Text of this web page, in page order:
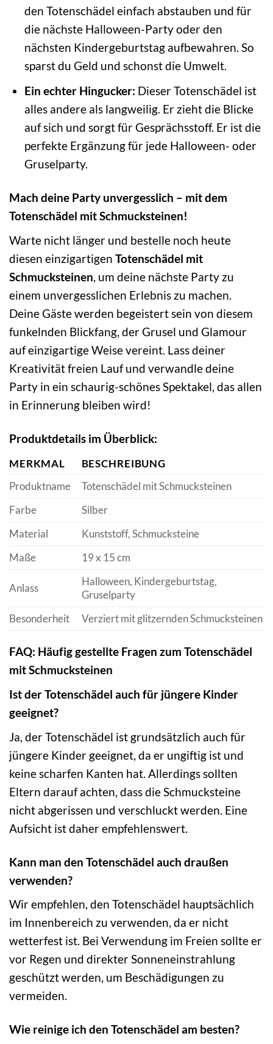
den Totenschädel einfach abstauben und für
die nächste Halloween-Party oder den
nächsten Kindergeburtstag aufbewahren. So
sparst du Geld und schonst die Umwelt.
Ein echter Hingucker: Dieser Totenschädel ist
alles andere als langweilig. Er zieht die Blicke
auf sich und sorgt für Gesprächsstoff. Er ist die
perfekte Ergänzung für jede Halloween- oder
Gruselparty.
Mach deine Party unvergesslich – mit dem
Totenschädel mit Schmucksteinen!
Warte nicht länger und bestelle noch heute
diesen einzigartigen Totenschädel mit
Schmucksteinen, um deine nächste Party zu
einem unvergesslichen Erlebnis zu machen.
Deine Gäste werden begeistert sein von diesem
funkelnden Blickfang, der Grusel und Glamour
auf einzigartige Weise vereint. Lass deiner
Kreativität freien Lauf und verwandle deine
Party in ein schaurig-schönes Spektakel, das allen
in Erinnerung bleiben wird!
Produktdetails im Überblick:
MERKMAL
BESCHREIBUNG
Produktname
Totenschädel mit Schmucksteinen
Farbe
Silber
Material
Kunststoff, Schmucksteine
Maße
19 x 15 cm
Anlass
Halloween, Kindergeburtstag,
Gruselparty
Besonderheit
Verziert mit glitzernden Schmucksteinen
FAQ: Häufig gestellte Fragen zum Totenschädel
mit Schmucksteinen
Ist der Totenschädel auch für jüngere Kinder
geeignet?
Ja, der Totenschädel ist grundsätzlich auch für
jüngere Kinder geeignet, da er ungiftig ist und
keine scharfen Kanten hat. Allerdings sollten
Eltern darauf achten, dass die Schmucksteine
nicht abgerissen und verschluckt werden. Eine
Aufsicht ist daher empfehlenswert.
Kann man den Totenschädel auch draußen
verwenden?
Wir empfehlen, den Totenschädel hauptsächlich
im Innenbereich zu verwenden, da er nicht
wetterfest ist. Bei Verwendung im Freien sollte er
vor Regen und direkter Sonneneinstrahlung
geschützt werden, um Beschädigungen zu
vermeiden.
Wie reinige ich den Totenschädel am besten?